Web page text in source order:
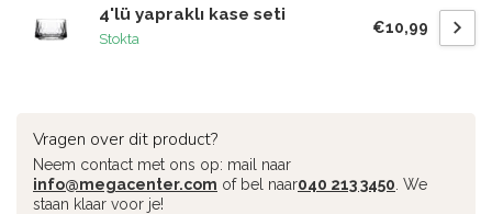
4'lü yapraklı kase seti
Stokta
€10,99
Vragen over dit product?
Neem contact met ons op: mail naar
info@megacenter.com of bel naar040 213 3450 . We
staan klaar voor je!